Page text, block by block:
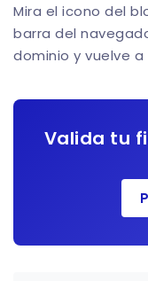
Mira el icono del
barra del
dominio y vuelve a
Valida tu